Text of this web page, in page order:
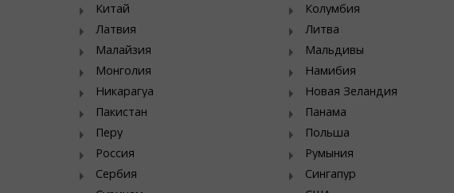
Китай Колумбия
Латвия Литва
Малайзия Мальдивы
Монголия Намибия
Никарагуа Новая Зеландия
Пакистан Панама
Перу Польша
Россия Румыния
Сербия Сингапур